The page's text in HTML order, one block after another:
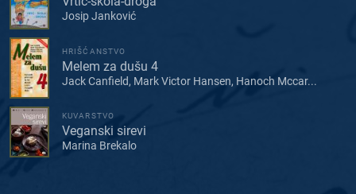
Josip Janković
HRIŠĆANSTVO
Melem za dušu 4
Jack Canfield, Mark Victor Hansen, Hanoch Mccar...
KUVARSTVO
Veganski sirevi
Marina Brekalo